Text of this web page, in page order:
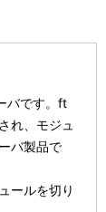
バです。ft
れ、モジュ
バ製品で
ールを切り